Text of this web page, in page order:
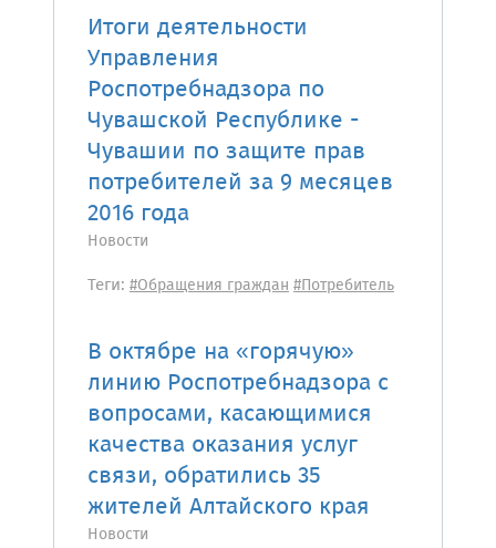
Итоги деятельности
Управления
Роспотребнадзора по
Чувашской Республике -
Чувашии по защите прав
потребителей за 9 месяцев
2016 года
Новости
Теги: #Обращения граждан#Потребитель
В октябре на «горячую»
линию Роспотребнадзора с
вопросами, касающимися
качества оказания услуг
связи, обратились 35
жителей Алтайского края
Новости